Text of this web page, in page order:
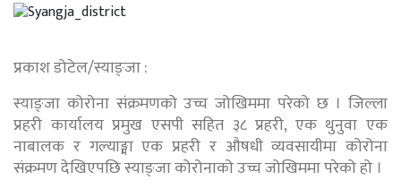
प्रकाश डोटेल/स्याङ्जा :
स्याङ्जा कोरोना संक्रमणको उच्च जोखिममा परेको छ । जिल्ला
प्रहरी कार्यालय प्रमुख एसपी सहित ३८ प्रहरी, एक थुनुवा एक
नाबालक र गल्याङ्मा एक प्रहरी र औषधी व्यवसायीमा कोरोना
संक्रमण देखिएपछि स्याङ्जा कोरोनाको उच्च जोखिममा परेको हो ।